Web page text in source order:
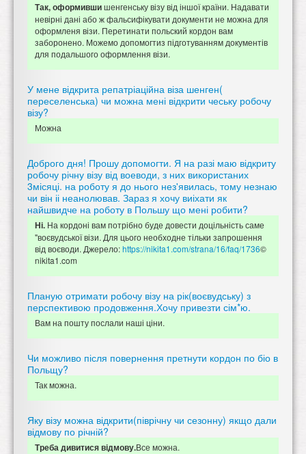
Так, оформившишенгенську візу від іншої країни. Надавати
невірні дані або ж фальсифікувати документи не можна для
оформленя візи. Перетинати польский кордон вам
заборонено. Можемо допомогтиз підготуванням документів
для подальшого оформлення візи.
У мене відкрита репатріаційна віза шенген(
переселенська) чи можна мені відкрити чеську робочу
візу?
Можна
Доброго дня! Прошу допомогти. Я на разі маю відкриту
робочу річну візу від воеводи, з них використаних
3місяці. на роботу я до нього нез'явилась, тому незнаю
чи він іі неанолював. Зараз я хочу виіхати як
найшвидче на роботу в Польшу що мені робити?
Ні. На кордоні вам потрібно буде довести доцільність саме
"воєвудської візи. Для цього необходне тільки запрошення
від воєводи. Джерело:https://nikita1.com/strana/16/faq/1736©
nikita1.com
Планую отримати робочу візу на рік(воєвудську) з
перспективою продовження.Хочу привезти сім*ю.
Вам на пошту послали наші ціни.
Чи можливо після повернення претнути кордон по біо в
Польщу?
Так можна.
Яку візу можна відкрити(піврічну чи сезонну) якщо дали
відмову по річній?
Треба дивитися відмову.Все можна.